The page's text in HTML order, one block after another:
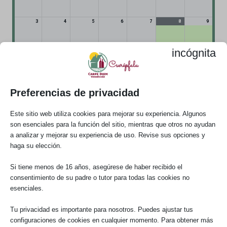
3 4 5 6 7 8 9
16
19
Ocupad
o
Preferencias de privacidad
incógnita
Este sitio web utiliza cookies para mejorar su experiencia. Algunos
son esenciales para la función del sitio, mientras que otros no ayudan
a analizar y mejorar su experiencia de uso. Revise sus opciones y
haga su elección.
Si tiene menos de 16 años, asegúrese de haber recibido el
consentimiento de su padre o tutor para todas las cookies no
esenciales.
Tu privacidad es importante para nosotros. Puedes ajustar tus
configuraciones de cookies en cualquier momento. Para obtener más